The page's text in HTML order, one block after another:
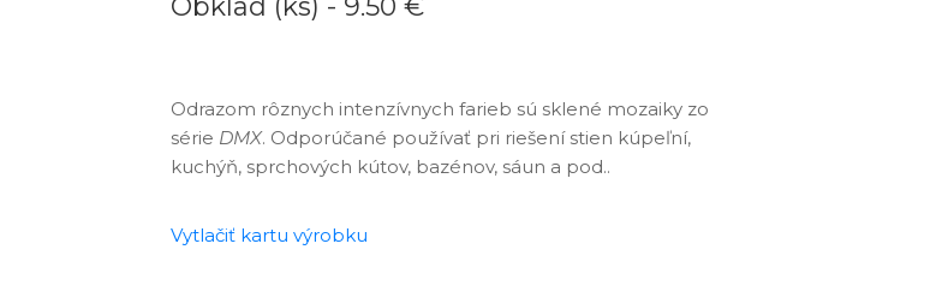
Obklad (ks) - 9.50 €
Odrazom rôznych intenzívnych farieb sú sklené mozaiky zo
série DMX. Odporúčané používať pri riešení stien kúpeľní,
kuchýň, sprchových kútov, bazénov, sáun a pod..
Vytlačiť kartu výrobku